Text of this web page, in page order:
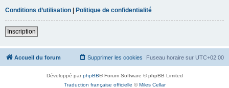
Conditions d’utilisation | Politique de confidentialité
Inscription
Accueil du forum Fuseau horaire sur UTC+02:00
Supprimer les cookies
Développé parphpBB® Forum Software © phpBB Limited
Traduction française officielle ©Miles Cellar